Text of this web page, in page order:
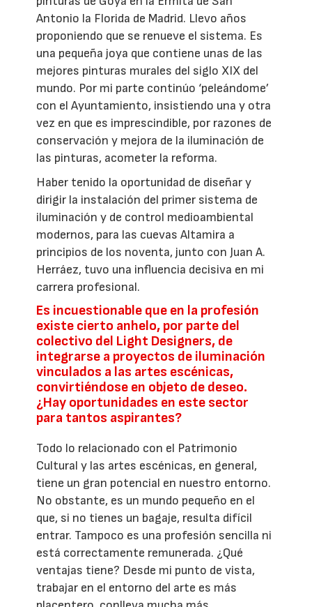
Antonio la Florida de Madrid. Llevo años
proponiendo que se renueve el sistema. Es
una pequeña joya que contiene unas de las
mejores pinturas murales del siglo XIX del
mundo. Por mi parte continúo ‘peleándome’
con el Ayuntamiento, insistiendo una y otra
vez en que es imprescindible, por razones de
conservación y mejora de la iluminación de
las pinturas, acometer la reforma.
Haber tenido la oportunidad de diseñar y
dirigir la instalación del primer sistema de
iluminación y de control medioambiental
modernos, para las cuevas Altamira a
principios de los noventa, junto con Juan A.
Herráez, tuvo una influencia decisiva en mi
carrera profesional.
Es incuestionable que en la profesión
existe cierto anhelo, por parte del
colectivo del Light Designers, de
integrarse a proyectos de iluminación
vinculados a las artes escénicas,
convirtiéndose en objeto de deseo.
¿Hay oportunidades en este sector
para tantos aspirantes?
Todo lo relacionado con el Patrimonio
Cultural y las artes escénicas, en general,
tiene un gran potencial en nuestro entorno.
No obstante, es un mundo pequeño en el
que, si no tienes un bagaje, resulta difícil
entrar. Tampoco es una profesión sencilla ni
está correctamente remunerada. ¿Qué
ventajas tiene? Desde mi punto de vista,
trabajar en el entorno del arte es más